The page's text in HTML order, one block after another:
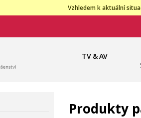
Vzhledem k aktuální
TV & AV
Produkty